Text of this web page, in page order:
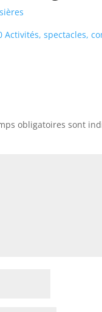
Activités, spectacles,
obligatoires sont